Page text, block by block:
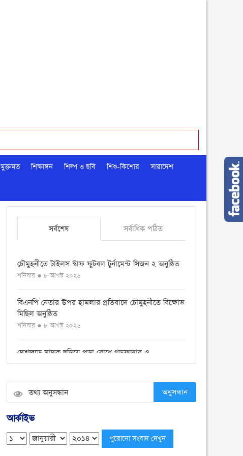
মুক্তমত শিক্ষাঙ্গন শিল্প ও ছবি শিশু-কিশোর সারাদেশ
সর্বশেষ সর্বাধিক পঠিত
চৌমুহনীতে টাইলস স্টাফ ফুটবল টুর্নামেন্ট সিজন ২ অনুষ্ঠিত
শনিবার ● ৮ আগস্ট ২০২৬
বিএনপি নেতার উপর হামলার প্রতিবাদে চৌমুহনীতে বিক্ষোভ
মিছিল অনুষ্ঠিত
শনিবার ● ৮ আগস্ট ২০২৬
দেশজুড়ে মাদক ছড়িয়ে পড়া রোধে গডফাদার ও
সহযোগীদের বিরুদ্ধে চূড়ান্ত অভিযান
চৌমুহনীতে ১২কেজি গাঁজা ও একটি সিএনজি সহ আটক ১
শুক্রবার ● ৭ আগস্ট ২০২৬
চৌমুহনীতে সন্ত্রাসীদের গুলিতে হকার্স কাশেম ও ব্যবসায়ী
অনুসন্ধান
আর্কাইভ